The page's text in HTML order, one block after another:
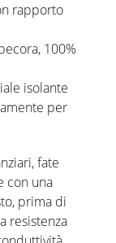
rapporto
100%
isolante
per
fate
con una
prima di
resistenza